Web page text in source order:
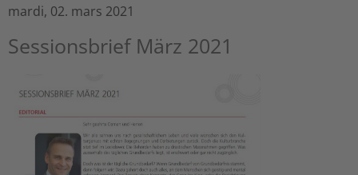
mardi, 02. mars 2021
Sessionsbrief März 2021